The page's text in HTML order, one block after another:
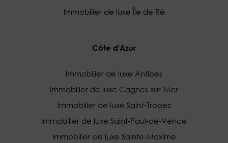
Immobilier de luxe Île de Ré
Côte d'Azur
Immobilier de luxe Antibes
Immobilier de luxe Cagnes-sur-Mer
Immobilier de luxe Saint-Tropez
Immobilier de luxe Saint-Paul-de-Vence
Immobilier de luxe Sainte-Maxime